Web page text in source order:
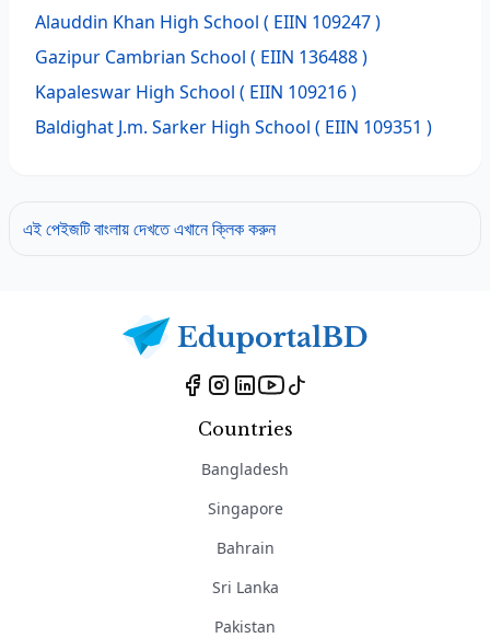
Alauddin Khan High School ( EIIN 109247 )
Gazipur Cambrian School ( EIIN 136488 )
Kapaleswar High School ( EIIN 109216 )
Baldighat J.m. Sarker High School ( EIIN 109351 )
এই পেইজটি বাংলায় দেখতে এখানে ক্লিক করুন
Countries
Bangladesh
Singapore
Bahrain
Sri Lanka
Pakistan